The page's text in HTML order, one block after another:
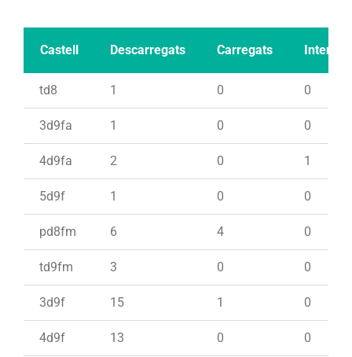
Castell Descarregats Carregats Intents
td8 1 0 0
3d9fa 1 0 0
4d9fa 2 0 1
5d9f 1 0 0
pd8fm 6 4 0
td9fm 3 0 0
3d9f 15 1 0
4d9f 13 0 0